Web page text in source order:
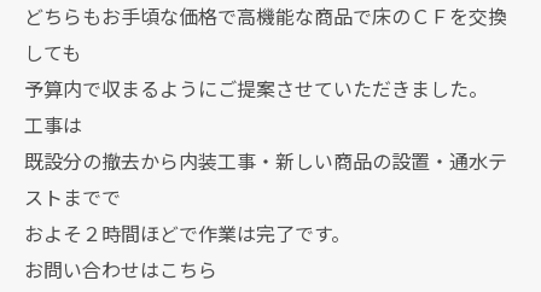
どちらもお手頃な価格で高機能な商品で床のＣＦを交換
しても
予算内で収まるようにご提案させていただきました。
工事は
既設分の撤去から内装工事・新しい商品の設置・通水テ
ストまでで
およそ２時間ほどで作業は完了です。
お問い合わせはこちら